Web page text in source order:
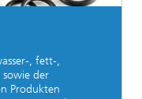
, fett-,
sowie der
Produkten